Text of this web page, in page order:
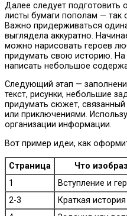
Далее следует подготовить
листы бумаги пополам — так
Важно придерживаться
выглядела аккуратно.
можно нарисовать героев
придумать свою историю.
написать небольшое
Следующий этап —
текст, рисунки, небольшие
придумать сюжет,
или приключениями.
организации информации.
Вот пример идеи, как
Страница
Что
1
Вступление и
2-3
Краткая